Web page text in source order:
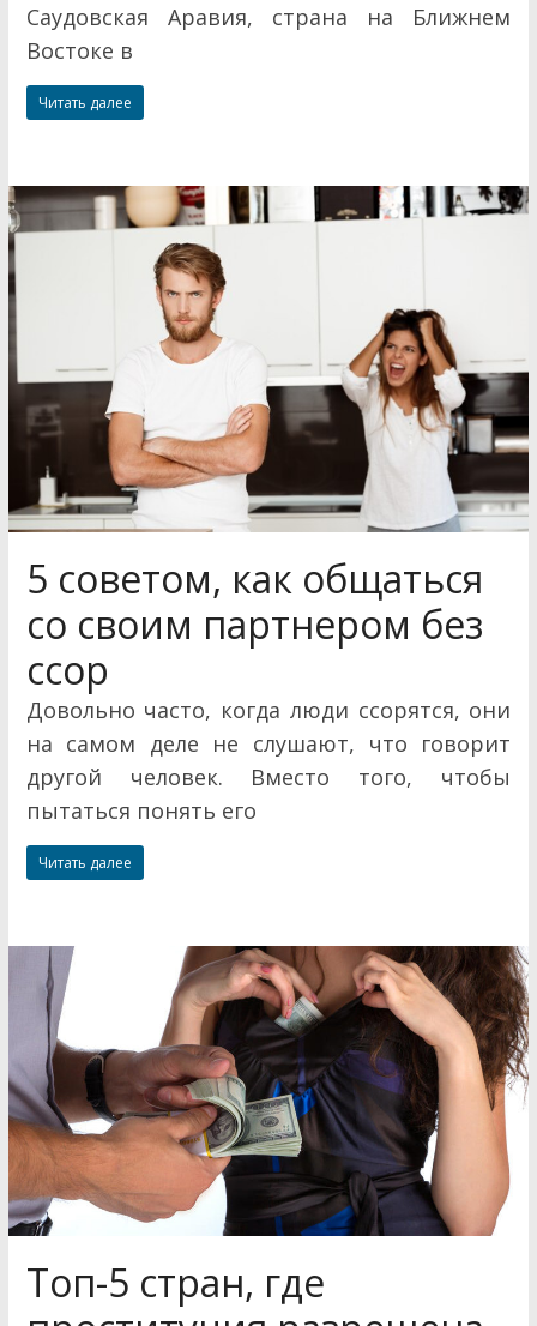
Саудовская Аравия, страна на Ближнем
Востоке в
Читать далее
5 советом, как общаться
со своим партнером без
ссор
Довольно часто, когда люди ссорятся, они
на самом деле не слушают, что говорит
другой человек. Вместо того, чтобы
пытаться понять его
Читать далее
Топ-5 стран, где